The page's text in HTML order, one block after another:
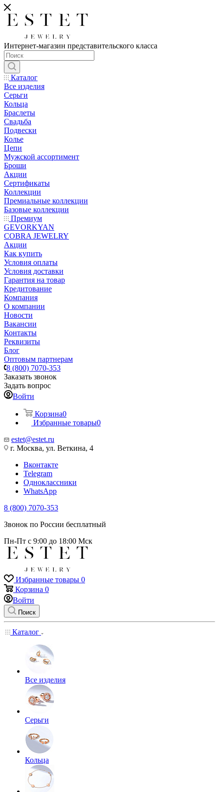
Интернет-магазин представительского класса
Каталог
Все изделия
Серьги
Кольца
Браслеты
Свадьба
Подвески
Колье
Цепи
Мужской ассортимент
Броши
Акции
Сертификаты
Коллекции
Премиальные коллекции
Базовые коллекции
Премиум
GEVORKYAN
COBRA JEWELRY
Акции
Как купить
Условия оплаты
Условия доставки
Гарантия на товар
Кредитование
Компания
О компании
Новости
Вакансии
Контакты
Реквизиты
Блог
Оптовым партнерам
8 (800) 7070-353
Заказать звонок
Задать вопрос
Войти
Корзина0
Избранные товары0
estet@estet.ru
г. Москва, ул. Веткина, 4
Вконтакте
Telegram
Одноклассники
WhatsApp
8 (800) 7070-353
Звонок по России бесплатный
Пн-Пт с 9:00 до 18:00 Мск
Избранные товары 0
Корзина 0
Войти
Поиск
Каталог
Все изделия
Серьги
Кольца